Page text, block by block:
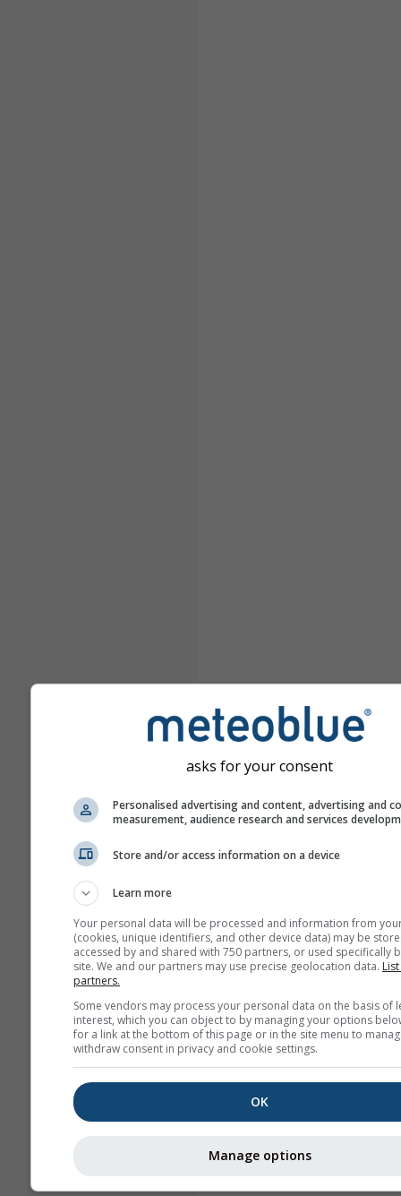
asks for your consent
Personalised advertising and content, advertising and
measurement, audience research and services
Store and/or access information on a device
Learn more
Your personal data will be processed and information from
(cookies, unique identifiers, and other device data) may be
accessed by and shared with 750 partners, or used specifically
site. We and our partners may use precise geolocation data.
partners.
Some vendors may process your personal data on the basis of
interest, which you can object to by managing your options
for a link at the bottom of this page or in the site menu to
withdraw consent in privacy and cookie settings.
OK
Manage options